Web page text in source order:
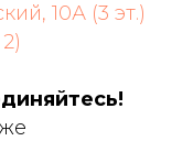
10А (3 эт.)